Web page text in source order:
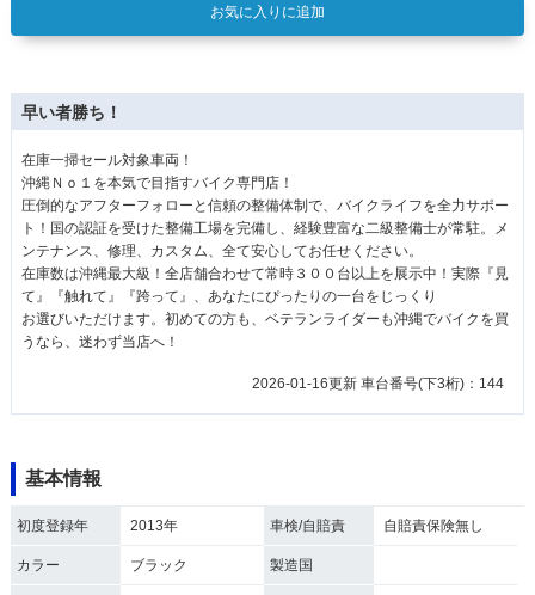
お気に入りに追加
早い者勝ち！
在庫一掃セール対象車両！
沖縄Ｎｏ１を本気で目指すバイク専門店！
圧倒的なアフターフォローと信頼の整備体制で、バイクライフを全力サポー
ト！国の認証を受けた整備工場を完備し、経験豊富な二級整備士が常駐。メ
ンテナンス、修理、カスタム、全て安心してお任せください。
在庫数は沖縄最大級！全店舗合わせて常時３００台以上を展示中！実際『見
て』『触れて』『跨って』、あなたにぴったりの一台をじっくり
お選びいただけます。初めての方も、ベテランライダーも沖縄でバイクを買
うなら、迷わず当店へ！
2026-01-16更新 車台番号(下3桁)：144
基本情報
初度登録年 2013年 車検/自賠責 自賠責保険無し
カラー ブラック 製造国